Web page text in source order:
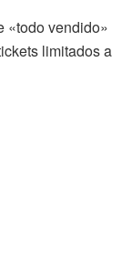
«todo vendido»
limitados a